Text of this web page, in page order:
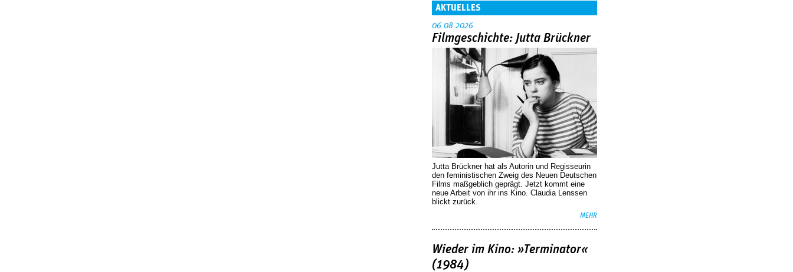
AKTUELLES
06.08.2026
Filmgeschichte: Jutta Brückner
Jutta Brückner hat als Autorin und Regisseurin
den feministischen Zweig des Neuen Deutschen
Films maßgeblich geprägt. Jetzt kommt eine
neue Arbeit von ihr ins Kino. Claudia Lenssen
blickt zurück.
MEHR
Wieder im Kino: »Terminator«
(1984)